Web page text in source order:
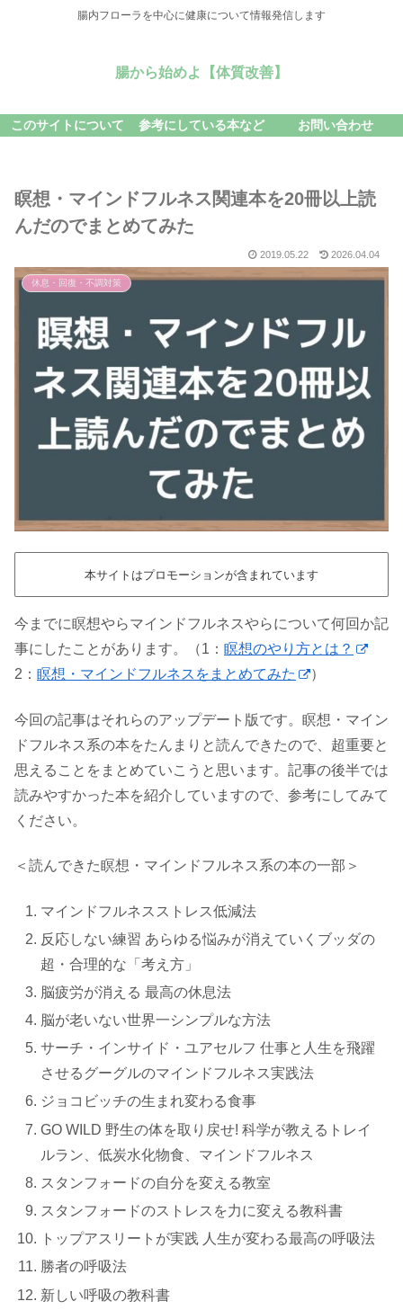
腸内フローラを中心に健康について情報発信します
腸から始めよ【体質改善】
このサイトについて 参考にしている本など お問い合わせ
瞑想・マインドフルネス関連本を20冊以上読
んだのでまとめてみた
2019.05.22 2026.04.04
休息・回復・不調対策
本サイトはプロモーションが含まれています
今までに瞑想やらマインドフルネスやらについて何回か記
事にしたことがあります。（1： 瞑想のやり方とは？
2： 瞑想・マインドフルネスをまとめてみた ）
今回の記事はそれらのアップデート版です。瞑想・マイン
ドフルネス系の本をたんまりと読んできたので、超重要と
思えることをまとめていこうと思います。記事の後半では
読みやすかった本を紹介していますので、参考にしてみて
ください。
＜読んできた瞑想・マインドフルネス系の本の一部＞
マインドフルネスストレス低減法
反応しない練習 あらゆる悩みが消えていくブッダの
超・合理的な「考え方」
脳疲労が消える 最高の休息法
脳が老いない世界一シンプルな方法
サーチ・インサイド・ユアセルフ 仕事と人生を飛躍
させるグーグルのマインドフルネス実践法
ジョコビッチの生まれ変わる食事
GO WILD 野生の体を取り戻せ! 科学が教えるトレイ
ルラン、低炭水化物食、マインドフルネス
スタンフォードの自分を変える教室
スタンフォードのストレスを力に変える教科書
トップアスリートが実践 人生が変わる最高の呼吸法
勝者の呼吸法
新しい呼吸の教科書